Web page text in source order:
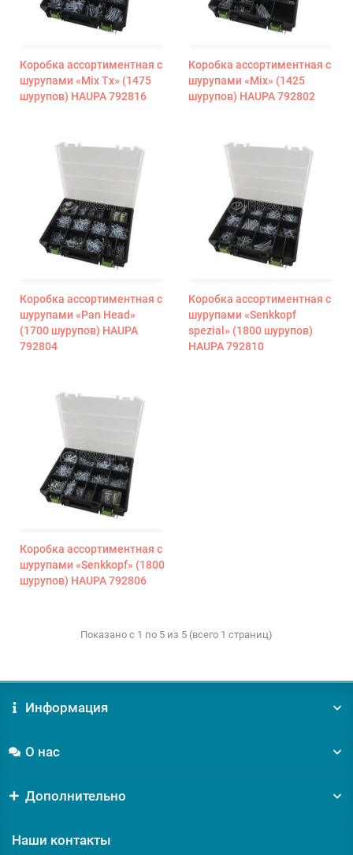
Коробка ассортиментная с
шурупами «Miх Tх» (1475
шурупов) HAUPA 792816
Коробка ассортиментная с
шурупами «Miх» (1425
шурупов) HAUPA 792802
Коробка ассортиментная с
шурупами «Pan Head»
(1700 шурупов) HAUPA
792804
Коробка ассортиментная с
шурупами «Senkkopf
spezial» (1800 шурупов)
HAUPA 792810
Коробка ассортиментная с
шурупами «Senkkopf» (1800
шурупов) HAUPA 792806
Показано с 1 по 5 из 5 (всего 1 страниц)
Информация
О нас
Дополнительно
Наши контакты